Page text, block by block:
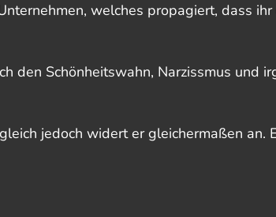
welches propagiert, dass ihr
den Schönheitswahn, Narzissmus und
jedoch widert er gleichermaßen an.